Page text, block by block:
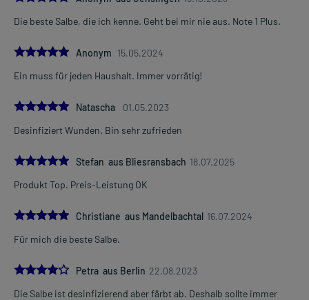
Die beste Salbe, die ich kenne. Geht bei mir nie aus. Note 1 Plus.
5.0Anonym 15.05.2024
Ein muss für jeden Haushalt. Immer vorrätig!
5.0
Natascha
01.05.2023
Desinfiziert Wunden. Bin sehr zufrieden
5.0
Stefan aus Bliesransbach 18.07.2025
Produkt Top. Preis-Leistung OK
5.0
Christiane aus Mandelbachtal 16.07.2024
Für mich die beste Salbe.
4.0
Petra aus Berlin 22.08.2023
Die Salbe ist desinfizierend aber färbt ab. Deshalb sollte immer